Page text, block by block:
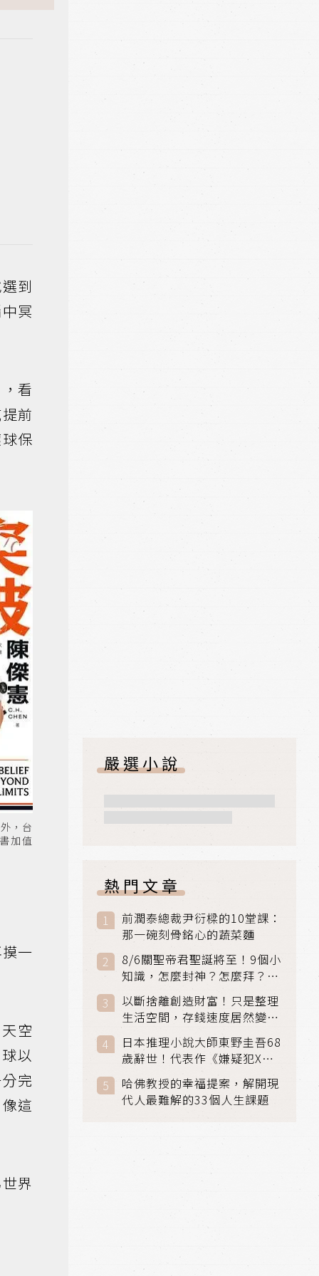
到
冥
看
前
保
，台
加值
一
空
以
完
這
界
嚴選小說
熱門文章
前潤泰總裁尹衍樑的10堂課：
那一碗刻骨銘心的蔬菜麵
8/6關聖帝君聖誕將至！9個小
知識，怎麼封神？怎麼拜？該
拜哪個關帝？
以斷捨離創造財富！只是整理
生活空間，存錢速度居然變快
日本推理小說大師東野圭吾68
歲辭世！代表作《嫌疑犯X的
獻身》《解憂雜貨店》獲獎無
數
哈佛教授的幸福提案，解開現
代人最難解的33個人生課題